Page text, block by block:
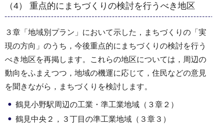
（4） 重点的にまちづくりの検討を行うべき地区
３章「地域別プラン」において示した，まちづくりの「実
現の方向」のうち，今後重点的にまちづくりの検討を行う
べき地区を再掲します。これらの地区については，周辺の
動向をふまえつつ，地域の機運に応じて，住民などの意見
を聞きながら，まちづくりを検討します。
鶴見小野駅周辺の工業・準工業地域（３章２）
鶴見中央２，３丁目の準工業地域（３章３）